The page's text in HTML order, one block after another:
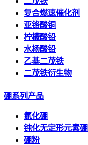
复合燃速催化剂
亚铬酸铜
柠檬酸铅
水杨酸铅
乙基二茂铁
二茂铁衍生物
硼系列产品
氮化硼
钝化无定形元素硼
硼粉